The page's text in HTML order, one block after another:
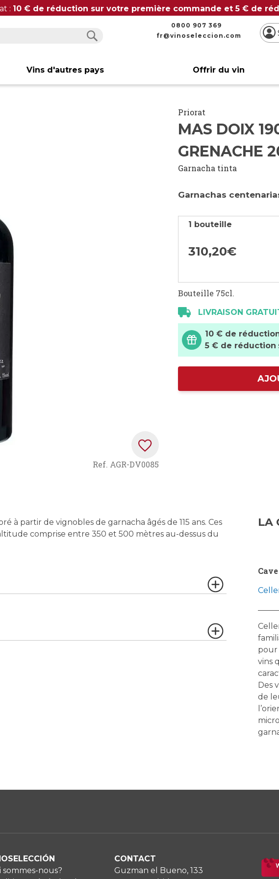
: 10 € de réduction sur votre première commande et 5 € de
0800 907 369
fr@vinoseleccion.com
Vins d'autres pays Offrir du vin
Ref. AGR-DV0085
Priorat
MAS DOIX
GRENACHE
Garnacha tinta
Garnachas
1 bouteille
310,20€
Bouteille 75cl.
LIVRAISON
10 € de
5 € de réduction
à partir de vignobles de garnacha âgés de 115 ans. Ces
comprise entre 350 et 500 mètres au-dessus du
LA
Cave
pour
vins
Des
de
sommes-nous?
CONTACT
Guzman el Bueno, 133